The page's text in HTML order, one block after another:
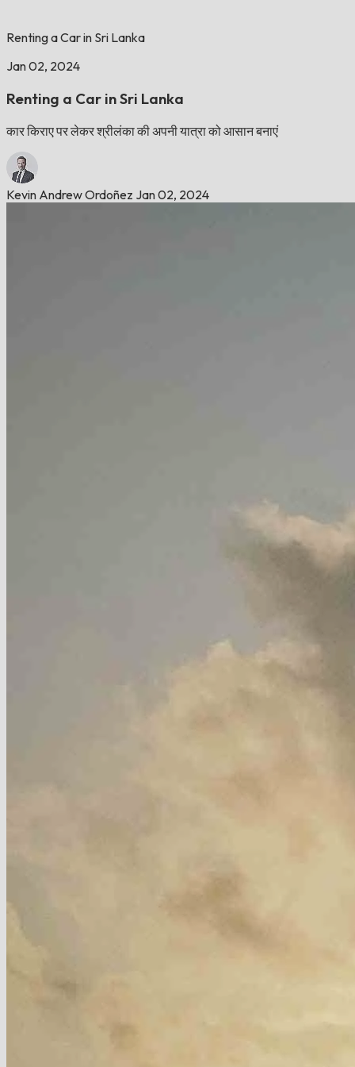
Renting a Car in Sri Lanka
Jan 02, 2024
Renting a Car in Sri Lanka
कार किराए पर लेकर श्रीलंका की अपनी यात्रा को आसान बनाएं
Kevin Andrew Ordoñez Jan 02, 2024